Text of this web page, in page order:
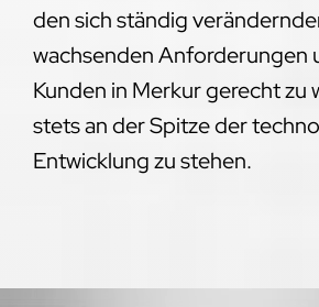
den sich ständig
wachsenden Anforderungen
Kunden in Merkur gerecht zu
stets an der Spitze der
Entwicklung zu stehen.